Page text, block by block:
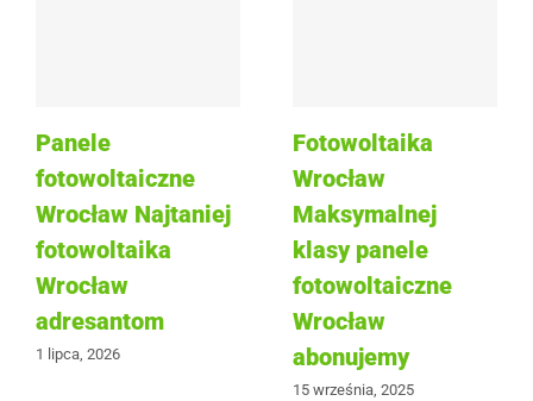
Panele
fotowoltaiczne
Wrocław Najtaniej
fotowoltaika
Wrocław
adresantom
1 lipca, 2026
Fotowoltaika
Wrocław
Maksymalnej
klasy panele
fotowoltaiczne
Wrocław
abonujemy
15 września, 2025